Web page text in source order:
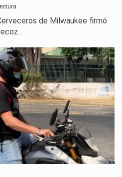
de Milwaukee firmó